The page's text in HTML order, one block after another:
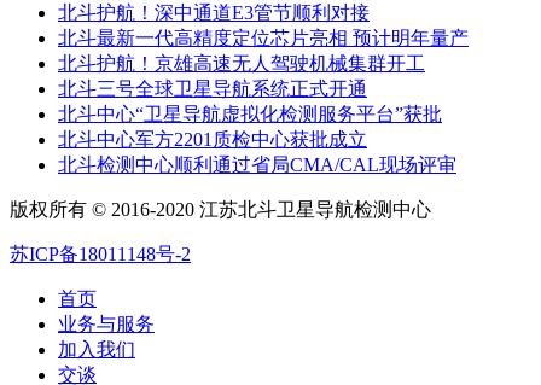
北斗护航！深中通道E3管节顺利对接
北斗最新一代高精度定位芯片亮相 预计明年量产
北斗护航！京雄高速无人驾驶机械集群开工
北斗三号全球卫星导航系统正式开通
北斗中心“卫星导航虚拟化检测服务平台”获批
北斗中心军方2201质检中心获批成立
北斗检测中心顺利通过省局CMA/CAL现场评审
版权所有 © 2016-2020 江苏北斗卫星导航检测中心
苏ICP备18011148号-2
首页
业务与服务
加入我们
交谈